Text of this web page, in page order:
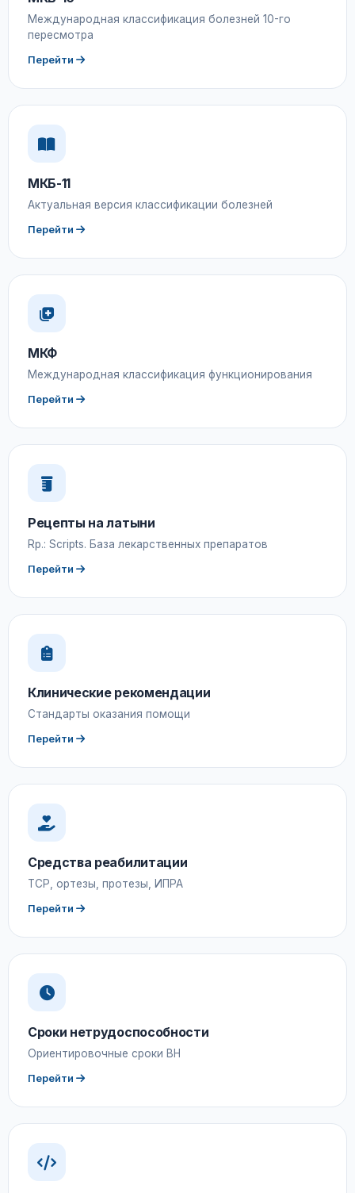
Международная классификация болезней 10-го
пересмотра
Перейти
МКБ-11
Актуальная версия классификации болезней
Перейти
МКФ
Международная классификация функционирования
Перейти
Рецепты на латыни
Rp.: Scripts. База лекарственных препаратов
Перейти
Клинические рекомендации
Стандарты оказания помощи
Перейти
Средства реабилитации
ТСР, ортезы, протезы, ИПРА
Перейти
Сроки нетрудоспособности
Ориентировочные сроки ВН
Перейти